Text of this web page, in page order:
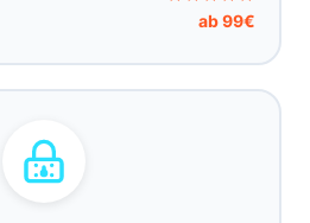
ab 99€